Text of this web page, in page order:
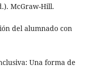
McGraw-Hill.
del alumnado con
Una forma de